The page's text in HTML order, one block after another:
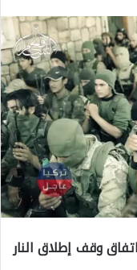
وقف إطلاق النار